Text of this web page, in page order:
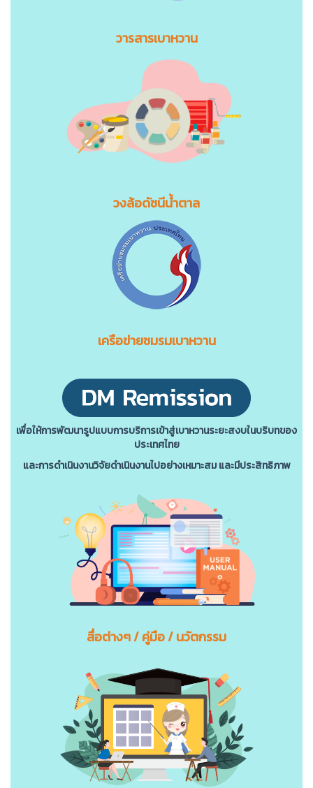
วารสารเบาหวาน
วงล้อดัชนีน้ำตาล
เครือข่ายชมรมเบาหวาน
เพื่อให้การพัฒนารูปแบบการบริการเข้าสู่เบาหวานระยะสงบในบริบทของ
ประเทศไทย
และการดําเนินงานวิจัยดําเนินงานไปอย่างเหมาะสม และมีประสิทธิภาพ
สื่อต่างๆ / คู่มือ / นวัตกรรม